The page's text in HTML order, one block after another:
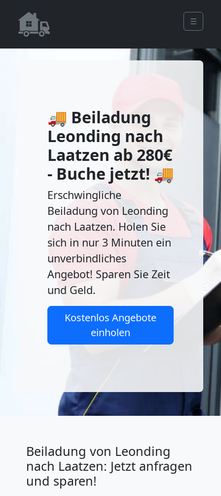
☰
🚚 Beiladung
Leonding nach
Laatzen ab 280€
- Buche jetzt! 🚚
Erschwingliche
Beiladung von Leonding
nach Laatzen. Holen Sie
sich in nur 3 Minuten ein
unverbindliches
Angebot! Sparen Sie Zeit
und Geld.
Kostenlos Angebote
einholen
Beiladung von Leonding
nach Laatzen: Jetzt anfragen
und sparen!